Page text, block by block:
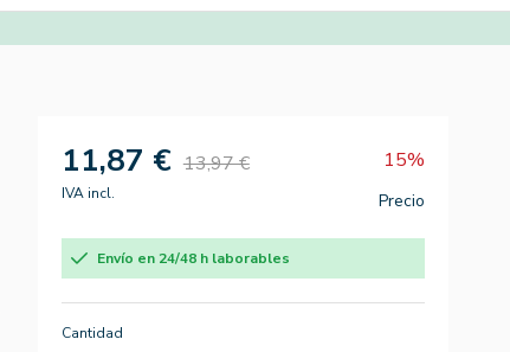
11,87 € 13,97 € 15%
IVA incl. Precio
Envío en 24/48 h laborables
Cantidad